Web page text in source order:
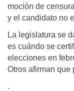
moción de
y el candidato no
La legislatura se
es cuándo se
elecciones en
Otros afirman que
.